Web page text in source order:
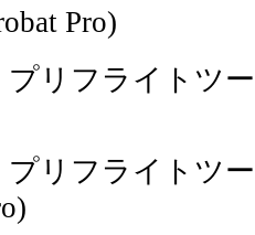
Pro)
プリフライトツ
プリフライトツ